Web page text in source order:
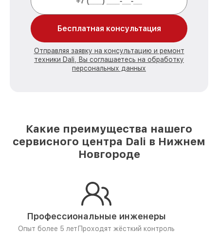
Бесплатная консультация
Отправляя заявку на консультацию и ремонт
техники Dali, Вы соглашаетесь на обработку
персональных данных
Какие преимущества нашего
сервисного центра Dali в Нижнем
Новгороде
Профессиональные инженеры
Опыт более 5 лет Проходят жёсткий контроль